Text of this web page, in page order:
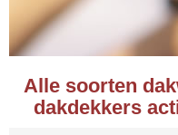
Alle soorten
dakdekkers